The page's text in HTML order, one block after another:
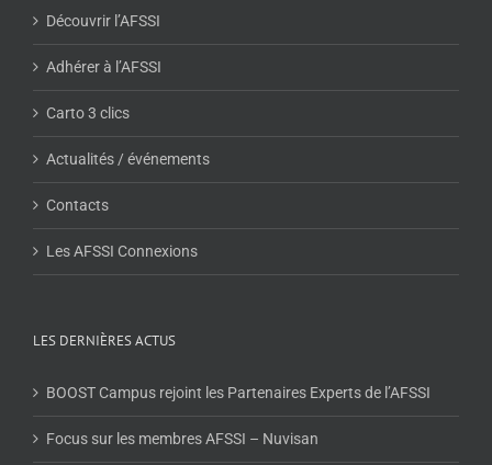
Découvrir l’AFSSI
Adhérer à l’AFSSI
Carto 3 clics
Actualités / événements
Contacts
Les AFSSI Connexions
LES DERNIÈRES ACTUS
BOOST Campus rejoint les Partenaires Experts de l’AFSSI
Focus sur les membres AFSSI – Nuvisan